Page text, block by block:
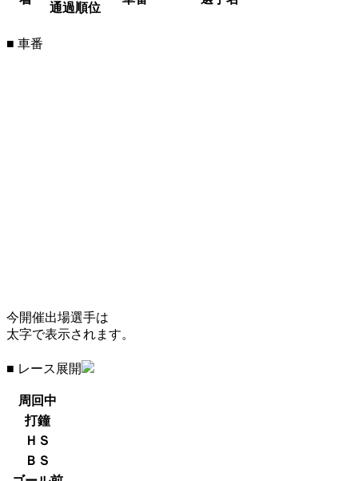
通過順位
■ 車番
今開催出場選手は
太字で表示されます。
■ レース展開
周回中
打鐘
ＨＳ
ＢＳ